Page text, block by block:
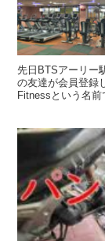
先日BTSアーリー
の友達が会員登録
Fitnessという名前